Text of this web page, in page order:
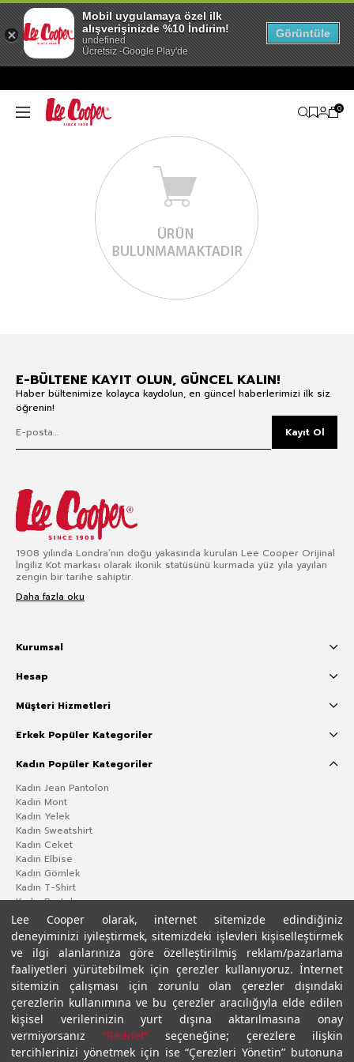
Lee Cooper olarak, internet sitemizde edindiğiniz
deneyiminizi iyileştirmek, sitemizdeki işlevleri kişiselleştirmek
ve ilgi alanlarınıza göre özelleştirilmiş reklam/pazarlama
faaliyetleri yürütebilmek için çerezler kullanıyoruz. İnternet
sitemizin çalışması için zorunlu olan çerezler dışındaki
çerezlerin kullanımına ve bu çerezler aracılığıyla elde edilen
kişisel verilerinizin yurt dışına aktarılmasına onay
vermiyorsanız “Reddet”seçeneğine; çerezlere ilişkin
tercihlerinizi yönetmek için ise “Çerezleri Yönetin” butonuna
0
E-BÜLTENE KAYIT OLUN, GÜNCEL KALIN!
Haber bültenimize kolayca kaydolun, en güncel haberlerimizi ilk siz
öğrenin!
Kayıt Ol
1908 yılında Londra’nın doğu yakasında kurulan Lee Cooper Orijinal
İngiliz Kot markası olarak ikonik statüsünü kurmada yüz yıla yayılan
zengin bir tarihe sahiptir.
Daha fazla oku
Kurumsal
Hesap
Müşteri Hizmetleri
Erkek Popüler Kategoriler
Kadın Popüler Kategoriler
Kadın Jean Pantolon
Kadın Mont
Kadın Yelek
Kadın Sweatshirt
Kadın Ceket
Kadın Elbise
Kadın Gömlek
Kadın T-Shirt
Kadın Pantolon
Gizlilik PolitikasıÇerez PolitikasıKVKK Aydınlatma MetniŞartlar ve Koşullar
Mobil uygulamaya özel ilk
alışverişinizde %10 İndirim!
undefined
Ücretsiz -Google Play'de
Görüntüle